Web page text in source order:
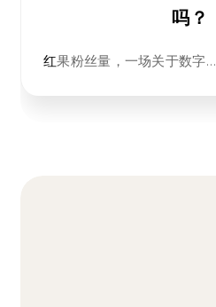
吗？
红果粉丝量，一场关于数字…